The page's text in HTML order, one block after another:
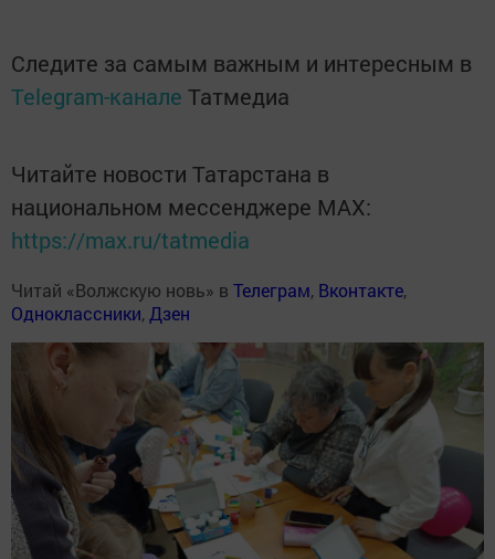
Следите за самым важным и интересным в
Telegram-канале Татмедиа
Читайте новости Татарстана в
национальном мессенджере MАХ:
https://max.ru/tatmedia
Читай «Волжскую новь» в Телеграм, Вконтакте,
Одноклассники, Дзен